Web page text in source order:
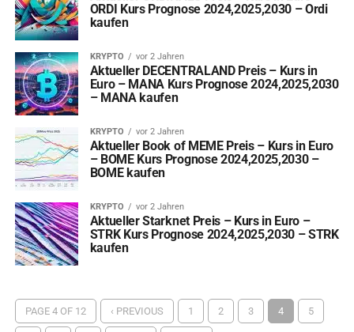
ORDI Kurs Prognose 2024,2025,2030 – Ordi
kaufen
KRYPTO vor 2 Jahren
Aktueller DECENTRALAND Preis – Kurs in
Euro – MANA Kurs Prognose 2024,2025,2030
– MANA kaufen
KRYPTO vor 2 Jahren
Aktueller Book of MEME Preis – Kurs in Euro
– BOME Kurs Prognose 2024,2025,2030 –
BOME kaufen
KRYPTO vor 2 Jahren
Aktueller Starknet Preis – Kurs in Euro –
STRK Kurs Prognose 2024,2025,2030 – STRK
kaufen
PAGE 4 OF 12 ‹ PREVIOUS 1 2 3 4 5